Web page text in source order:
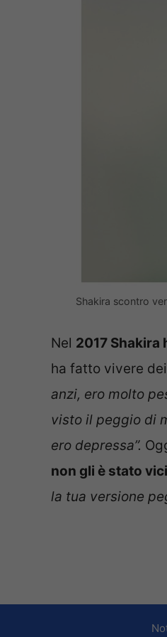
Shakira scontro
Nel 2017 Shakira
ha fatto vivere
anzi, ero molto
visto il peggio di
ero depressa”.
non gli è stato
la tua versione